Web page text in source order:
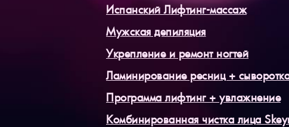
Испанский Лифтинг-массаж
Мужская депиляция
Укрепление и ремонт ногтей
Ламинирование ресниц +
Программа лифтинг + увлажнение
Комбинированная чистка лица